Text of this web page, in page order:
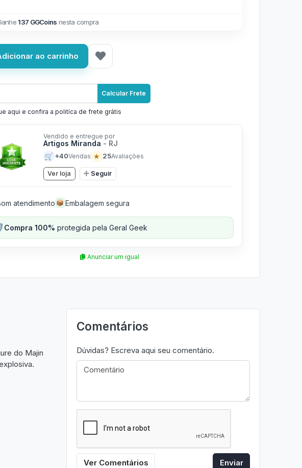
137 GGCoins nesta compra
ao carrinho
Calcular Frete
aqui e confira a politíca de frete grátis
Vendido e entregue por
Artigos Miranda - RJ
🛒 +40Vendas ★ 25Avaliações
Ver loja Seguir
atendimento 📦 Embalagem segura
Compra 100% protegida pela Geral Geek
Anunciar um igual
do Majin
Comentários
Dúvidas? Escreva aqui seu comentário.
Ver Comentários Enviar